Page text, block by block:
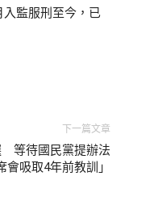
監服刑至今，已
下一篇文章
等待國民黨提辦法
會吸取4年前教訓」